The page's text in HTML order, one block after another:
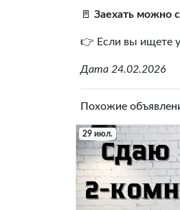
🚪 Заехать можно
👉 Если вы ищете
Дата 24.02.2026
Похожие
29 июл.